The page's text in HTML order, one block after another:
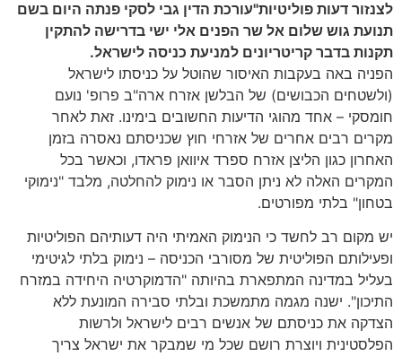
לצנזור דעות פוליטיות"עורכת הדין גבי לסקי פנתה היום בשם
תנועת גוש שלום אל שר הפנים אלי ישי בדרישה להתקין
תקנות בדבר קריטריונים למניעת כניסה לישראל.
הפניה באה בעקבות האיסור שהוטל על כניסתו לישראל
(ולשטחים הכבושים) של הבלשן אזרח ארה"ב פרופ' נועם
חומסקי – אחד מהוגי הדיעות החשובים בימינו. זאת לאחר
מקרים רבים אחרים של אזרחי חוץ שכניסתם נאסרה בזמן
האחרון כגון הליצן אזרח ספרד איוואן פראדו, וכאשר בכל
המקרים האלה לא ניתן הסבר או נימוק להחלטה, מלבד "נימוקי
בטחון" בלתי מפורטים.
יש מקום רב לחשד כי הנימוק האמיתי היה דעותיהם הפוליטיות
ופעילותם הפוליטית של מסורבי הכניסה – נימוק בלתי לגיטימי
בעליל במדינה המתפארת בהיותה "הדמוקרטיה היחידה במזרח
התיכון". ישנה מגמה מתמשכת ובלתי סבירה המונעת ללא
הצדקה את כניסתם של אנשים רבים לישראל ולרשות
הפלסטינית ויוצרת רושם שכל מי שמבקר את ישראל צריך